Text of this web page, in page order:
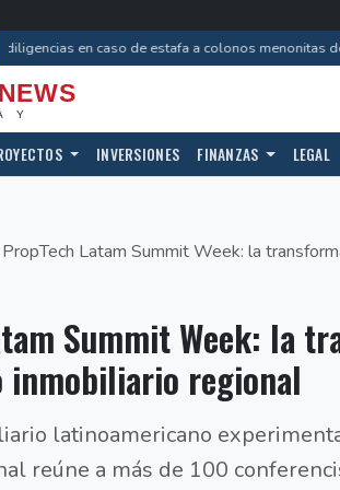
en caso de estafa a colonos menonitas del
INVERSIONES FINANZAS LEGAL
PropTech Latam Summit Week: la
Summit Week: la
inmobiliario regional
latinoamericano
reúne a más de 100